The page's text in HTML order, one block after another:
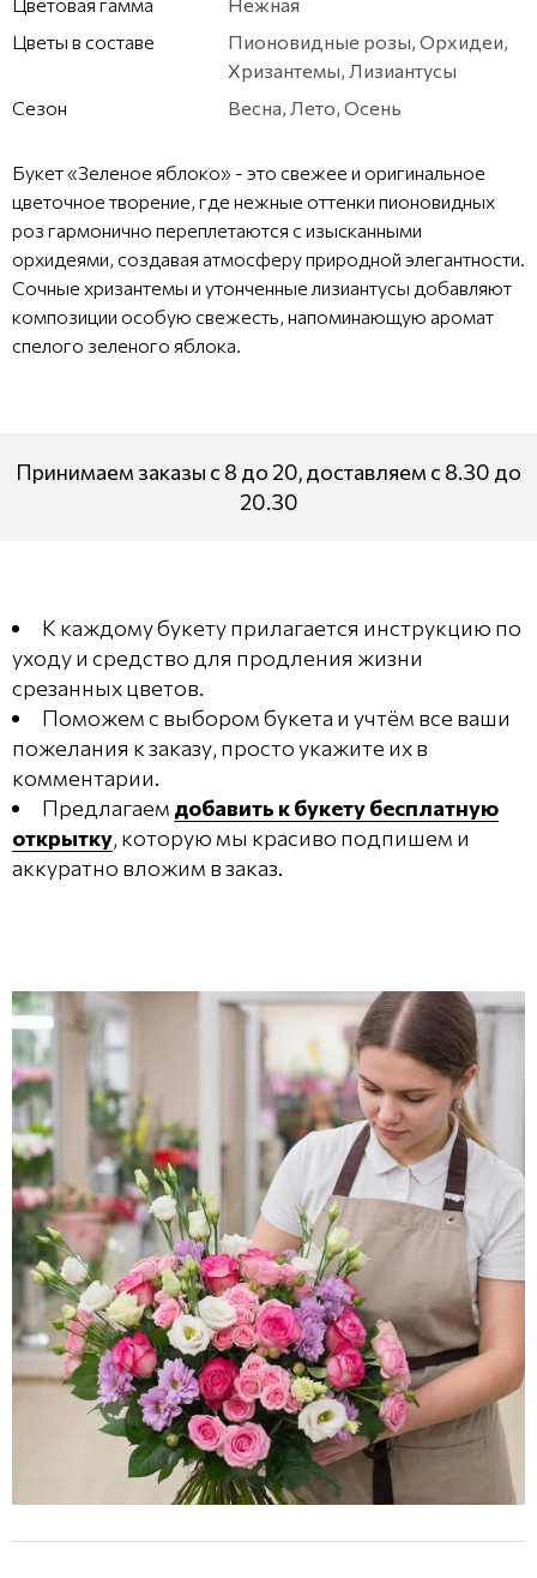
Цветы в составе
Пионовидные розы, Орхидеи,
Хризантемы, Лизиантусы
Сезон
Весна, Лето, Осень
Букет «Зеленое яблоко» - это свежее и оригинальное
цветочное творение, где нежные оттенки пионовидных
роз гармонично переплетаются с изысканными
орхидеями, создавая атмосферу природной элегантности.
Сочные хризантемы и утонченные лизиантусы добавляют
композиции особую свежесть, напоминающую аромат
спелого зеленого яблока.
Принимаем заказы с 8 до 20, доставляем с 8.30 до
20.30
К каждому букету прилагается инструкцию по
уходу и средство для продления жизни
срезанных цветов.
Поможем с выбором букета и учтём все ваши
пожелания к заказу, просто укажите их в
комментарии.
Предлагаем добавить к букету бесплатную
открытку, которую мы красиво подпишем и
аккуратно вложим в заказ.